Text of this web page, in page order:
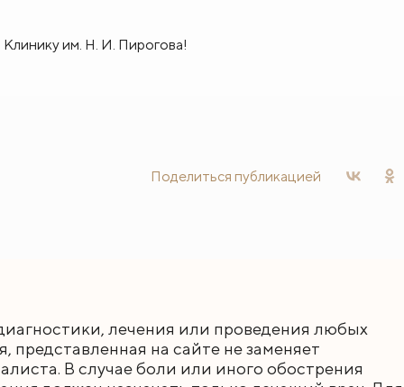
Клинику им. Н. И. Пирогова!
Поделиться публикацией
лечения или проведения любых
на сайте не заменяет
В случае боли или иного обострения